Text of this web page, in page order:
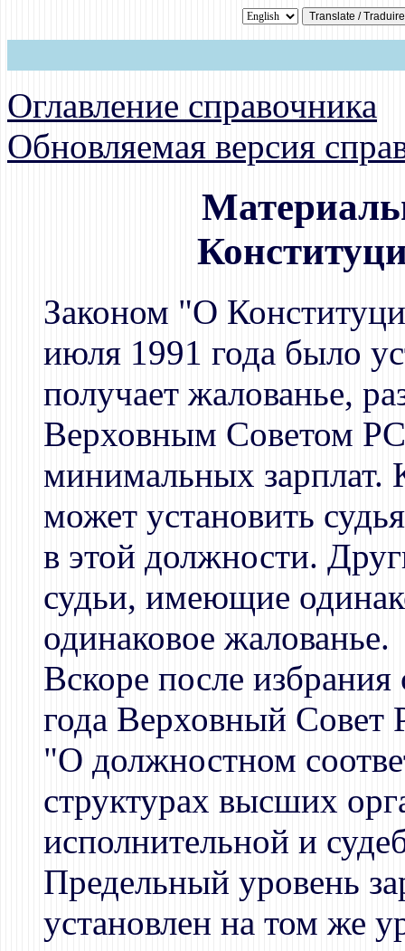
Оглавление справочника
Обновляемая версия
Законом "О
июля 1991 года было
получает жалованье,
Верховным Советом
минимальных зарплат.
может установить
в этой должности.
судьи, имеющие
одинаковое жалованье.
Вскоре после
года Верховный
"О должностном
структурах высших
исполнительной и
Предельный уровень
установлен на том же